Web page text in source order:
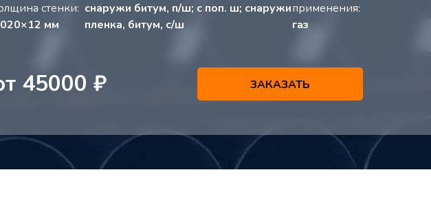
стенки:
мм
снаружи битум, п/ш; с поп. ш; снаружи
пленка, битум, с/ш
применения:
газ
45000 ₽ ЗАКАЗАТЬ